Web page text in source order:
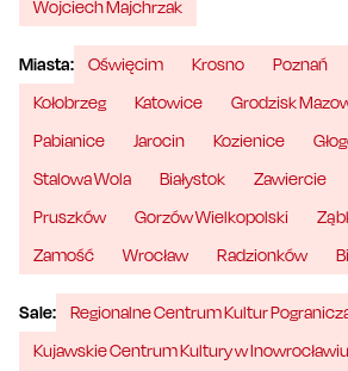
Wojciech Majchrzak
Miasta: Oświęcim Krosno Poznań
Kołobrzeg
Katowice Grodzisk
Pabianice
Jarocin Kozienice
Stalowa Wola
Białystok Zawiercie
Pruszków
Gorzów Wielkopolski
Zamość
Wrocław Radzionków
Sale:
Regionalne Centrum Kultur
Kujawskie Centrum Kultury w Inowrocławiu